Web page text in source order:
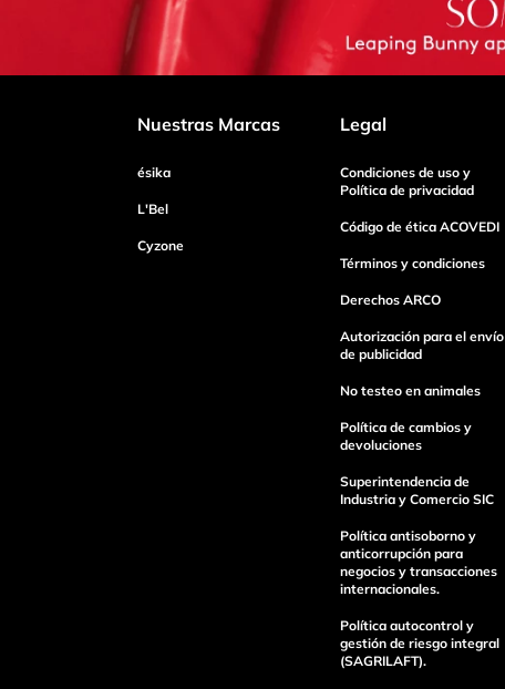
Título
Tu nombre
Enviar Comentario
Nuestras Marcas
ésika
L'Bel
Cyzone
Legal
Condiciones de uso y
Política de privacidad
Código de ética ACOVEDI
Términos y condiciones
Derechos ARCO
Autorización para el envío
de publicidad
No testeo en animales
Política de cambios y
devoluciones
Superintendencia de
Industria y Comercio SIC
Política antisoborno y
anticorrupción para
negocios y transacciones
internacionales.
Política autocontrol y
gestión de riesgo integral
(SAGRILAFT).